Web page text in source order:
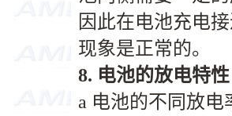
因此在电池充电
现象是正常的。
8. 电池的放电特性
a 电池的不同放